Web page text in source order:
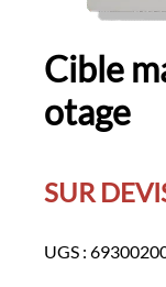
Cible
otage
SUR
UGS :